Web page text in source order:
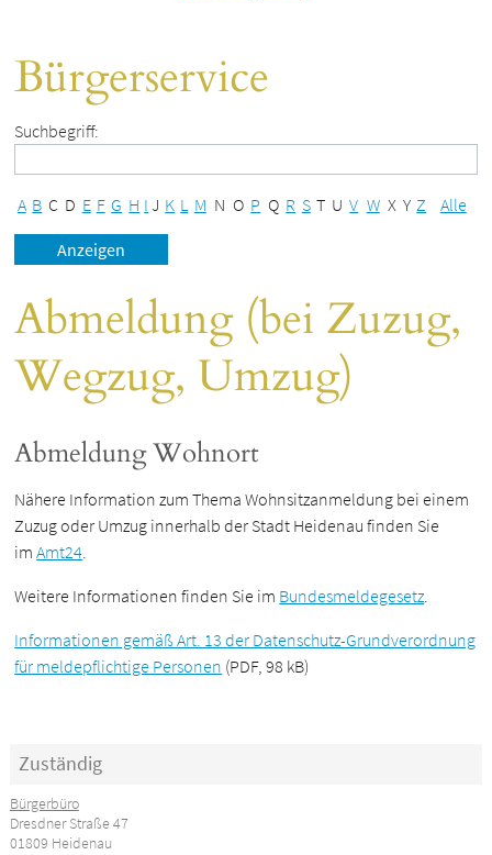
Bürgerservice
Suchbegriff:
A B C D E F G H I J K L M N O P Q R S T U V W X Y Z Alle
Abmeldung (bei Zuzug,
Wegzug, Umzug)
Abmeldung Wohnort
Nähere Information zum Thema Wohnsitzanmeldung bei einem
Zuzug oder Umzug innerhalb der Stadt Heidenau finden Sie
imAmt24.
Weitere Informationen finden Sie im Bundesmeldegesetz.
Informationen gemäß Art. 13 der Datenschutz-Grundverordnung
für meldepflichtige Personen (PDF, 98 kB)
Zuständig
Bürgerbüro
Dresdner Straße 47
01809 Heidenau